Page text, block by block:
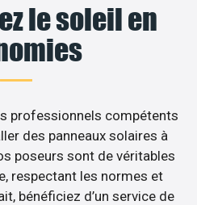
le soleil en
professionnels compétents
des panneaux solaires à
poseurs sont de véritables
respectant les normes et
bénéficiez d’un service de